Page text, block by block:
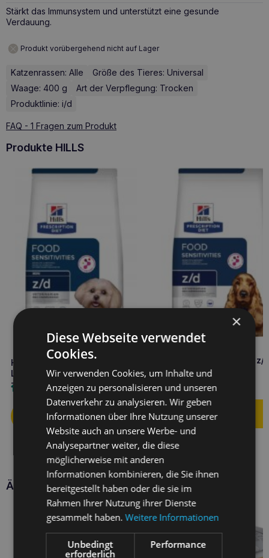
Stärkt das Immunsystem und unterstützt eine gesunde
Verdauung.
Produkt vorübergehend nicht auf Lager
Katzenrassen: Alle
Größe des Tieres: Universal
Waage: 400 g
Art der Verpflegung: Trocken
Produktlinie: i/d
FAQ - 1 Fragen zum Produkt
Produkte HILLS
HILL’S
Lebensmittelüberempfindlichkeiten
z/d 1kg MINI
14,20
HILL’S Food Sensitivities z/d
Hund 10kg
93,20€
Ähnliche Produkte
×
Diese Webseite verwendet
Cookies.
Wir verwenden Cookies, um Inhalte und
Anzeigen zu personalisieren und unseren
Datenverkehr zu analysieren. Wir geben
Informationen über Ihre Nutzung unserer
Website auch an unsere Werbe- und
Analysepartner weiter, die diese
möglicherweise mit anderen
Informationen kombinieren, die Sie ihnen
bereitgestellt haben oder die sie im
Rahmen Ihrer Nutzung ihrer Dienste
gesammelt haben.Weitere Informationen
Unbedingt
erforderlich
Performance